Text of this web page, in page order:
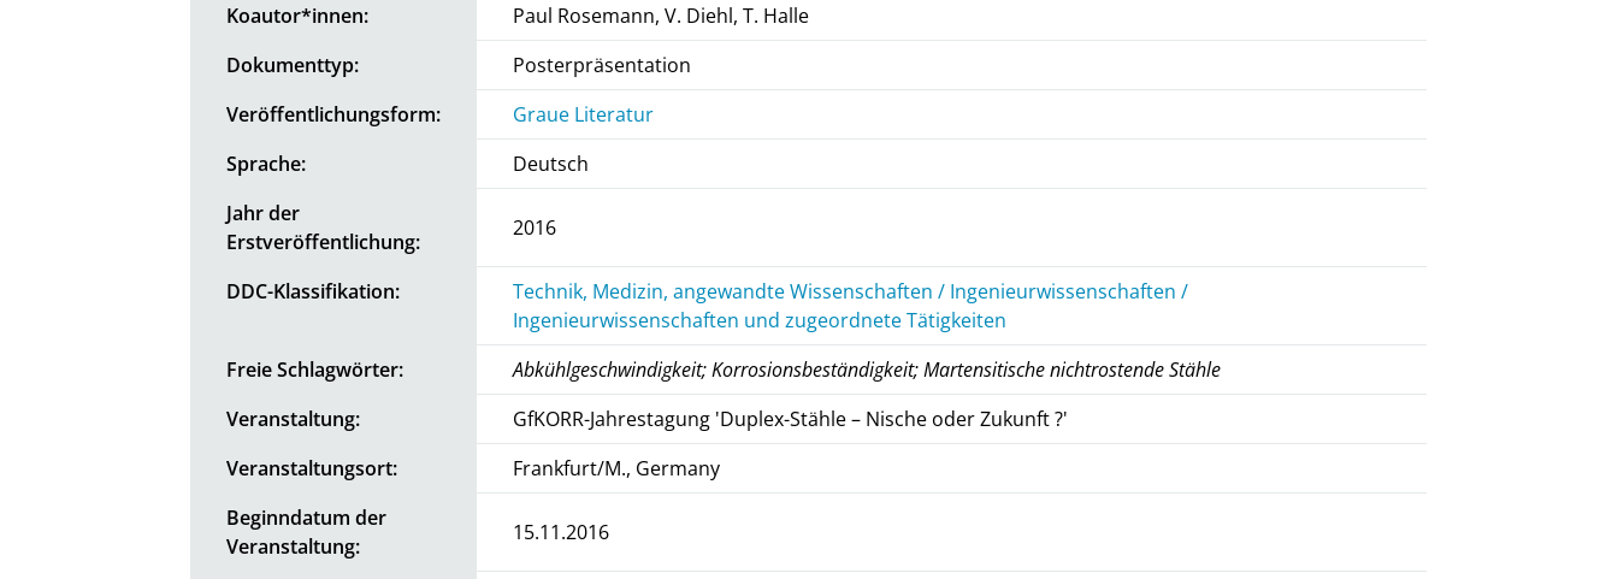
Koautor*innen:
Paul Rosemann, V. Diehl, T. Halle
Dokumenttyp:
Posterpräsentation
Veröffentlichungsform:
Graue Literatur
Sprache:
Deutsch
Jahr der
Erstveröffentlichung:
2016
DDC-Klassifikation:
Technik, Medizin, angewandte Wissenschaften / Ingenieurwissenschaften /
Ingenieurwissenschaften und zugeordnete Tätigkeiten
Freie Schlagwörter:
Abkühlgeschwindigkeit; Korrosionsbeständigkeit; Martensitische nichtrostende Stähle
Veranstaltung:
GfKORR-Jahrestagung 'Duplex-Stähle – Nische oder Zukunft ?'
Veranstaltungsort:
Frankfurt/M., Germany
Beginndatum der
Veranstaltung:
15.11.2016